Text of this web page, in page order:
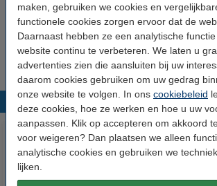
maken, gebruiken we cookies en
functionele cookies zorgen ervoor dat de
Daarnaast hebben ze een analytische
website continu te verbeteren. We laten u
advertenties zien die aansluiten bij uw
daarom cookies gebruiken om uw gedrag
onze website te volgen. In ons cookiebeleid
deze cookies, hoe ze werken en hoe u uw
aanpassen. Klik op accepteren om akkoord
voor weigeren? Dan plaatsen we alleen
analytische cookies en gebruiken we
lijken.
Diameter:
Aantal lampjes: 3
Populaire producten